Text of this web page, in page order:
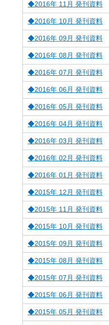
◆2016年 11月 発刊資料
◆2016年 10月 発刊資料
◆2016年 09月 発刊資料
◆2016年 08月 発刊資料
◆2016年 07月 発刊資料
◆2016年 06月 発刊資料
◆2016年 05月 発刊資料
◆2016年 04月 発刊資料
◆2016年 03月 発刊資料
◆2016年 02月 発刊資料
◆2016年 01月 発刊資料
◆2015年 12月 発刊資料
◆2015年 11月 発刊資料
◆2015年 10月 発刊資料
◆2015年 09月 発刊資料
◆2015年 08月 発刊資料
◆2015年 07月 発刊資料
◆2015年 06月 発刊資料
◆2015年 05月 発刊資料